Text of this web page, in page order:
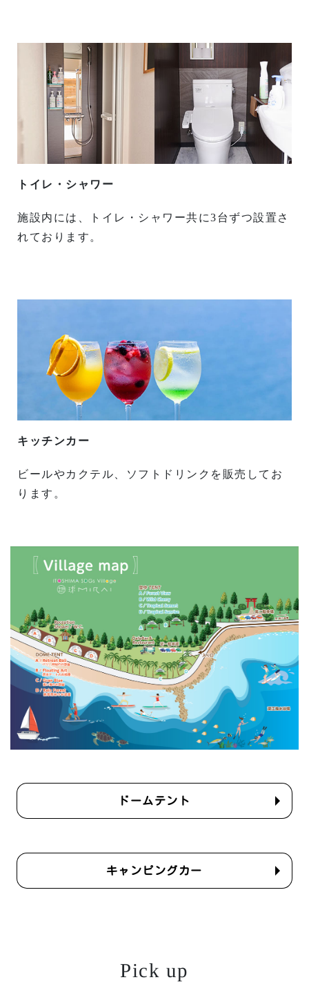
トイレ・シャワー
施設内には、トイレ・シャワー共に3台ずつ設置さ
れております。
キッチンカー
ビールやカクテル、ソフトドリンクを販売してお
ります。
ドームテント
キャンピングカー
Pick up